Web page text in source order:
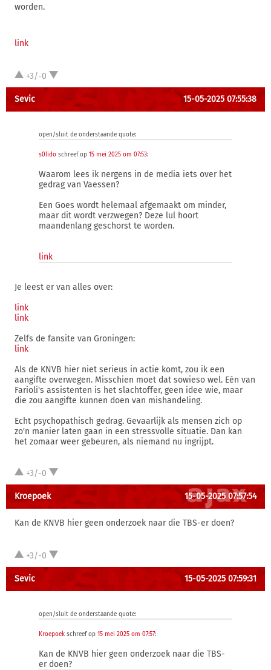
worden.
link
+3/-0
Sevic 15-05-2025 07:55:38
open/sluit de onderstaande quote:
s0lido schreef op 15 mei 2025 om 07:53:
Waarom lees ik nergens in de media iets over het
gedrag van Vaessen?
Een Goes wordt helemaal afgemaakt om minder,
maar dit wordt verzwegen? Deze lul hoort
maandenlang geschorst te worden.
link
Je leest er van alles over:
link
link
Zelfs de fansite van Groningen:
link
Als de KNVB hier niet serieus in actie komt, zou ik een
aangifte overwegen. Misschien moet dat sowieso wel. Eén van
Farioli's assistenten is het slachtoffer, geen idee wie, maar
die zou aangifte kunnen doen van mishandeling.
Echt psychopathisch gedrag. Gevaarlijk als mensen zich op
zo'n manier laten gaan in een stressvolle situatie. Dan kan
het zomaar weer gebeuren, als niemand nu ingrijpt.
+3/-0
Kroepoek 15-05-2025 07:57:54
Kan de KNVB hier geen onderzoek naar die TBS-er doen?
+3/-0
Sevic 15-05-2025 07:59:31
open/sluit de onderstaande quote:
Kroepoek schreef op 15 mei 2025 om 07:57:
Kan de KNVB hier geen onderzoek naar die TBS-
er doen?